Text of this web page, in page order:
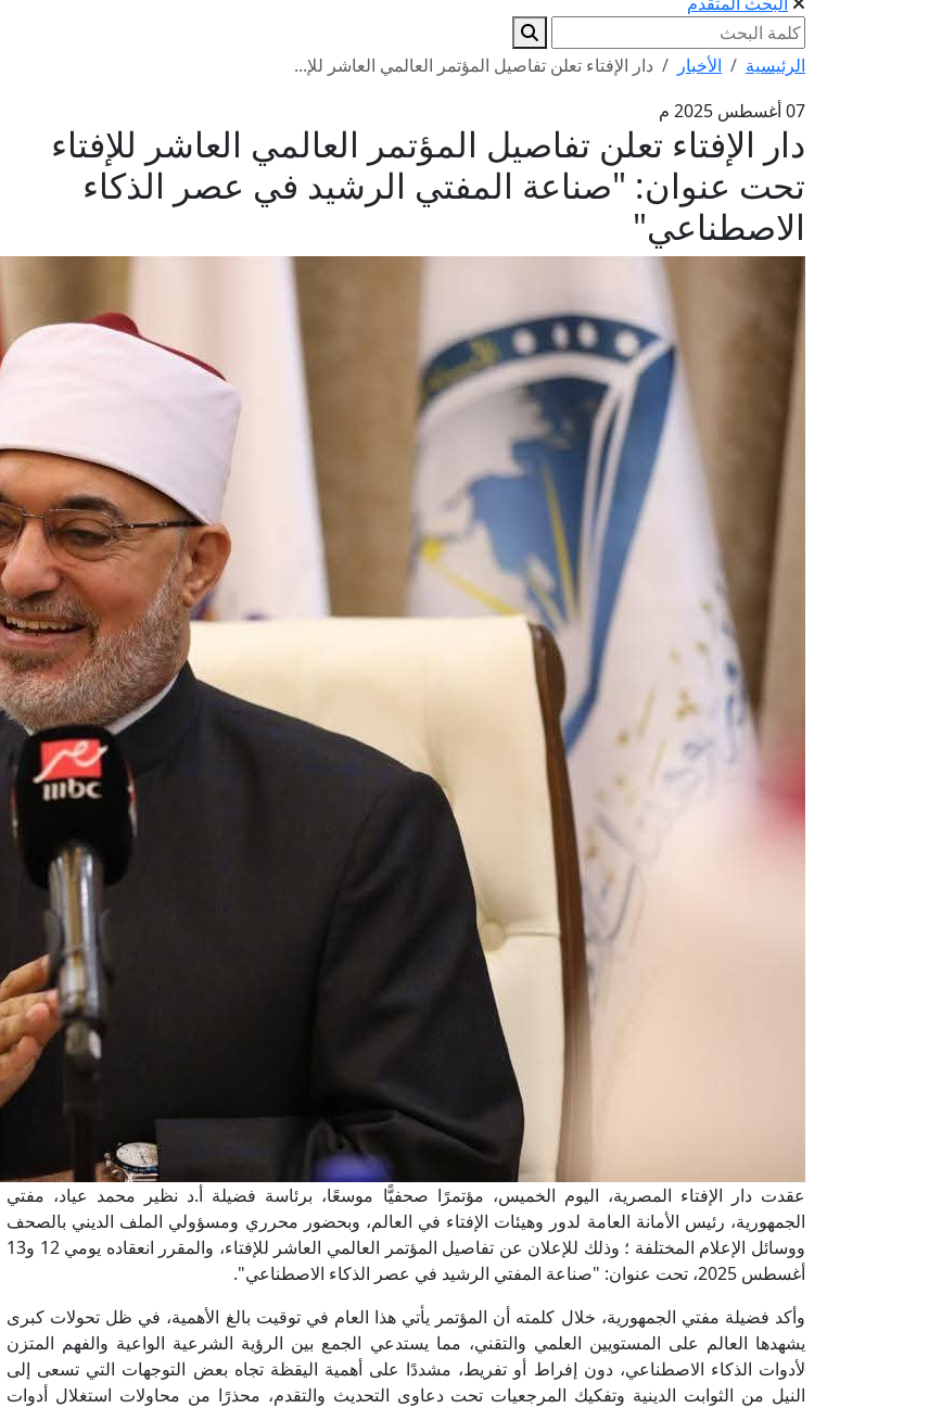
الرئيسية الأخبار
دار الإفتاء تعلن تفاصيل المؤتمر العالمي العاشر للإ...
07 أغسطس 2025 م
دار الإفتاء تعلن تفاصيل المؤتمر العالمي العاشر للإفتاء
تحت عنوان: "صناعة المفتي الرشيد في عصر الذكاء
الاصطناعي"
عقدت دار الإفتاء المصرية، اليوم الخميس، مؤتمرًا صحفيًّا موسعًا، برئاسة فضيلة أ.د نظير محمد عياد، مفتي
الجمهورية، رئيس الأمانة العامة لدور وهيئات الإفتاء في العالم، وبحضور محرري ومسؤولي الملف الديني بالصحف
ووسائل الإعلام المختلفة ؛ وذلك للإعلان عن تفاصيل المؤتمر العالمي العاشر للإفتاء، والمقرر انعقاده يومي 12 و13
أغسطس 2025، تحت عنوان: "صناعة المفتي الرشيد في عصر الذكاء الاصطناعي".
وأكد فضيلة مفتي الجمهورية، خلال كلمته أن المؤتمر يأتي هذا العام في توقيت بالغ الأهمية، في ظل تحولات كبرى
يشهدها العالم على المستويين العلمي والتقني، مما يستدعي الجمع بين الرؤية الشرعية الواعية والفهم المتزن
لأدوات الذكاء الاصطناعي، دون إفراط أو تفريط، مشددًا على أهمية اليقظة تجاه بعض التوجهات التي تسعى إلى
النيل من الثوابت الدينية وتفكيك المرجعيات تحت دعاوى التحديث والتقدم، محذرًا من محاولات استغلال أدوات